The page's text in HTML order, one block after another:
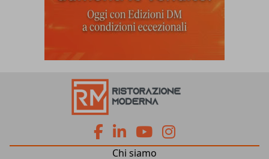
fa fa
fabfab
Chi siamo